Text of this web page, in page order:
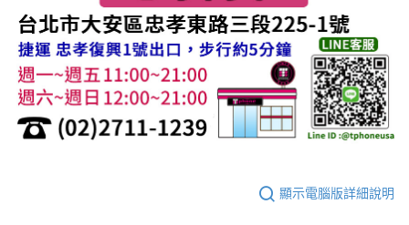
顯示電腦版詳細說明